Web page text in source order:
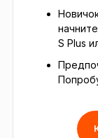
S Plus